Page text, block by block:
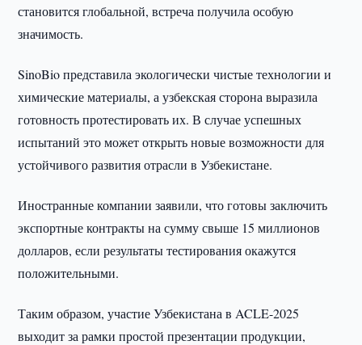
становится глобальной, встреча получила особую
значимость.
SinoBio представила экологически чистые технологии и
химические материалы, а узбекская сторона выразила
готовность протестировать их. В случае успешных
испытаний это может открыть новые возможности для
устойчивого развития отрасли в Узбекистане.
Иностранные компании заявили, что готовы заключить
экспортные контракты на сумму свыше 15 миллионов
долларов, если результаты тестирования окажутся
положительными.
Таким образом, участие Узбекистана в ACLE-2025
выходит за рамки простой презентации продукции,